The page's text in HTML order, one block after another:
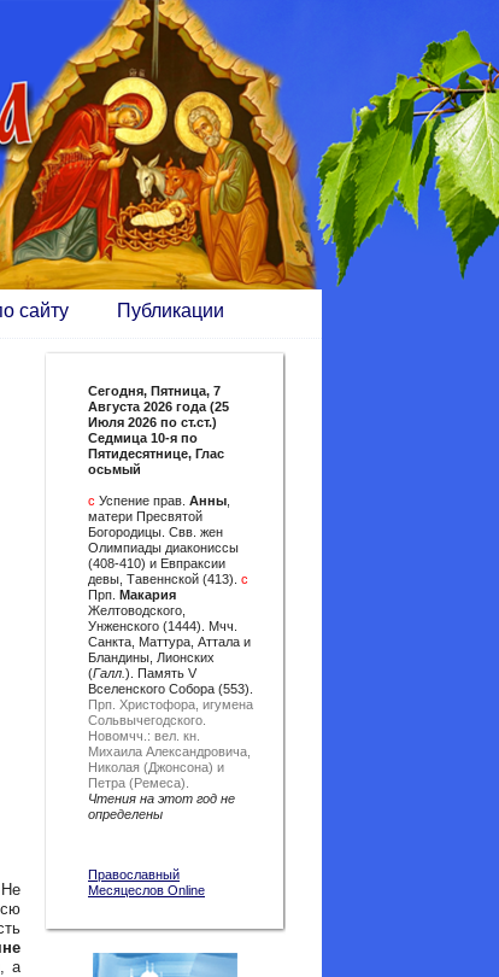
сайту Публикации
а
Сегодня, Пятница, 7
Августа 2026 года (25
Июля 2026 по ст.ст.)
Седмица 10-я по
Пятидесятнице, Глас
осьмый
с Успение прав. Анны
матери Пресвятой
Богородицы. Свв. жен
Олимпиады диакониссы
(408-410) и Евпраксии
девы, Тавеннской (413). с
Прп. Макария
Желтоводского,
Унженского (1444). Мчч.
Санкта, Маттура, Аттала и
Бландины, Лионских
(Галл. ). Память V
Вселенского Собора (553).
Прп. Христофора, игумена
Сольвычегодского.
Новомчч.: вел. кн.
Михаила Александровича,
Николая (Джонсона) и
Петра (Ремеса).
Чтения на этот год не
определены
Православный
Месяцеслов Online